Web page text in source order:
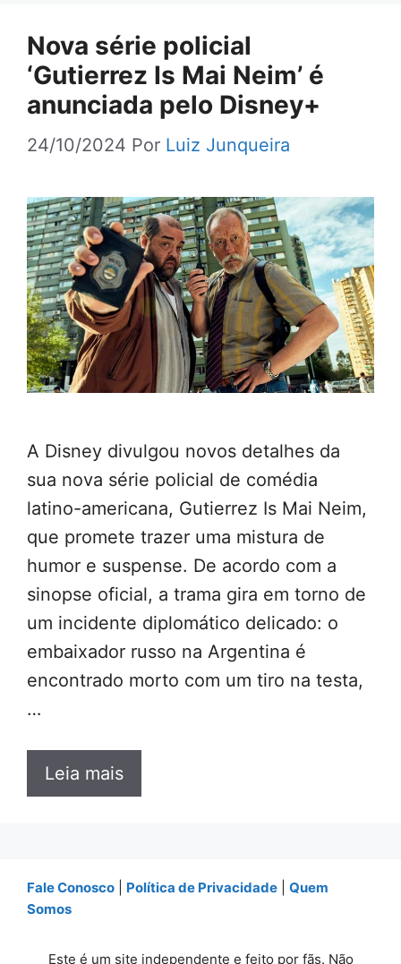
Nova série policial
‘Gutierrez Is Mai Neim’ é
anunciada pelo Disney+
24/10/2024 Por Luiz Junqueira
A Disney divulgou novos detalhes da
sua nova série policial de comédia
latino-americana, Gutierrez Is Mai Neim,
que promete trazer uma mistura de
humor e suspense. De acordo com a
sinopse oficial, a trama gira em torno de
um incidente diplomático delicado: o
embaixador russo na Argentina é
encontrado morto com um tiro na testa,
…
Leia mais
Fale Conosco Política de Privacidade
Quem
Somos
Este é um site independente e feito por fãs. Não